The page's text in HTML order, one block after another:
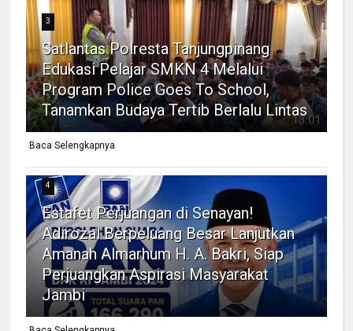
3
Satlantas Polresta Tanjungpinang
Edukasi Pelajar SMKN 4 Melalui
Program Police Goes To School,
Tanamkan Budaya Tertib Berlalu Lintas
Baca Selengkapnya
4
Estafet Perjuangan di Senayan!
Adirozal Berpeluang Besar Lanjutkan
Amanah Almarhum H. A. Bakri, Siap
Perjuangkan Aspirasi Masyarakat
Jambi